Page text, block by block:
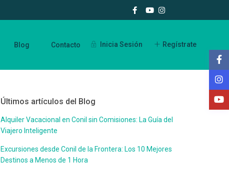
Inicia Sesión Regístrate
Blog Contacto
Últimos artículos del Blog
Alquiler Vacacional en Conil sin Comisiones: La Guía del
Viajero Inteligente
Excursiones desde Conil de la Frontera: Los 10 Mejores
Destinos a Menos de 1 Hora